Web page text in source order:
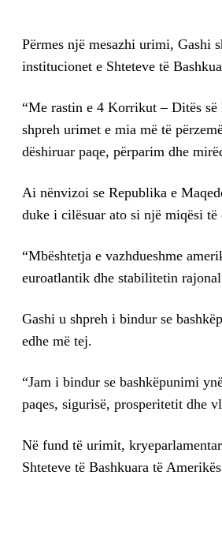
Përmes një mesazhi urimi, Gashi
institucionet e Shteteve të
“Me rastin e 4 Korrikut – Ditës së
shpreh urimet e mia më të
dëshiruar paqe, përparim dhe
Ai nënvizoi se Republika e
duke i cilësuar ato si një miqësi
“Mbështetja e vazhdueshme
euroatlantik dhe stabilitetin
Gashi u shpreh i bindur se
edhe më tej.
“Jam i bindur se bashkëpunimi
paqes, sigurisë, prosperitetit dhe
Në fund të urimit,
Shteteve të Bashkuara të